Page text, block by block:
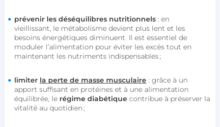
prévenir les déséquilibres nutritionnels : en
vieillissant, le métabolisme devient plus lent et les
besoins énergétiques diminuent. Il est essentiel de
moduler l’alimentation pour éviter les excès tout en
maintenant les nutriments indispensables ;
limiter la perte de masse musculaire: grâce à un
apport suffisant en protéines et à une alimentation
équilibrée, le régime diabétiquecontribue à préserver la
vitalité au quotidien ;